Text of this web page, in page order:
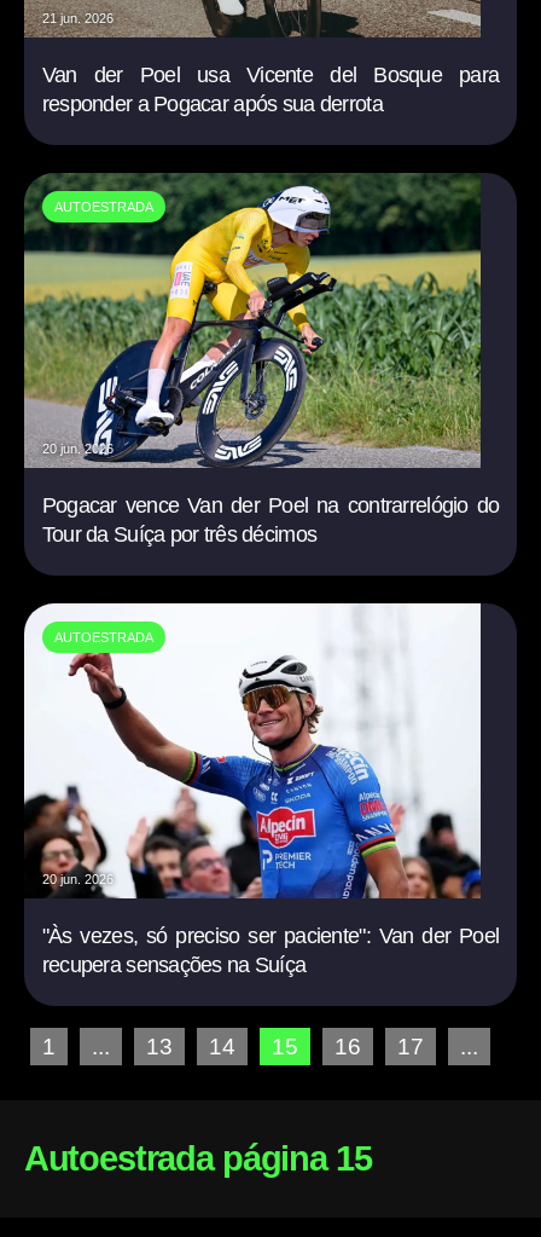
21 jun. 2026
Van der Poel usa Vicente del Bosque para
responder a Pogacar após sua derrota
AUTOESTRADA
20 jun. 2026
Pogacar vence Van der Poel na contrarrelógio do
Tour da Suíça por três décimos
AUTOESTRADA
20 jun. 2026
"Às vezes, só preciso ser paciente": Van der Poel
recupera sensações na Suíça
1 ... 13 14 15 16 17 ...
Autoestrada página 15